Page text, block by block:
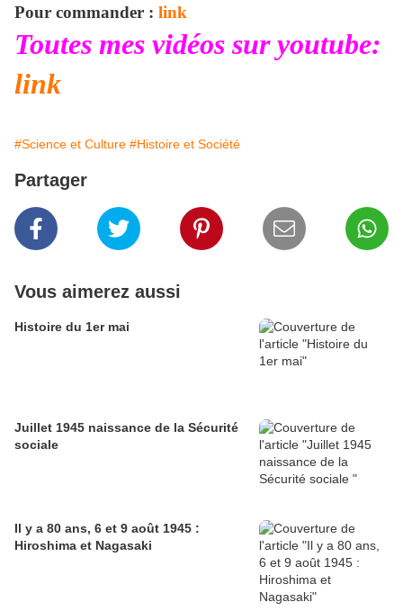
Pour commander : link
Toutes mes vidéos sur youtube:
link
#Science et Culture #Histoire et Société
Partager
Vous aimerez aussi
Histoire du 1er mai
Juillet 1945 naissance de la Sécurité
sociale
Il y a 80 ans, 6 et 9 août 1945 :
Hiroshima et Nagasaki